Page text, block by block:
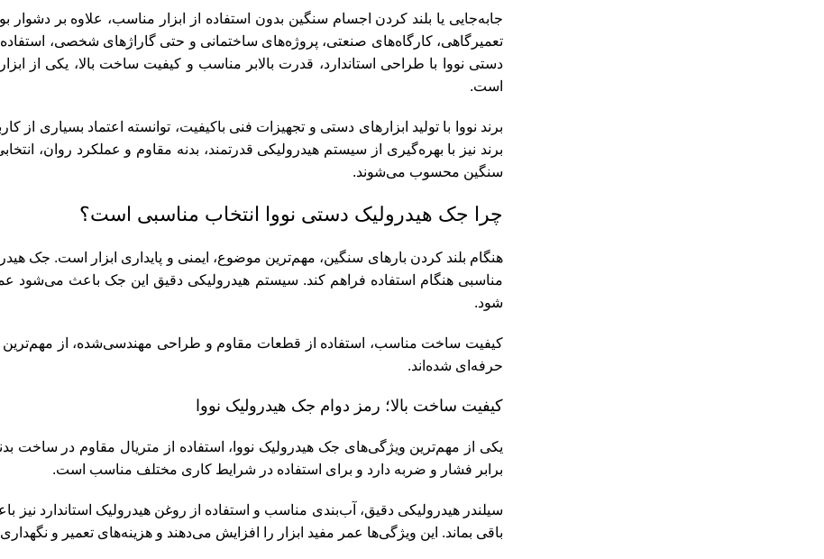
جابه‌جایی یا بلند کردن اجسام سنگین بدون استفاده از ابزار مناسب، علاوه بر
تعمیرگاهی، کارگاه‌های صنعتی، پروژه‌های ساختمانی و حتی گاراژهای شخصی،
دستی نووا با طراحی استاندارد، قدرت بالابر مناسب و کیفیت ساخت بالا، یکی از
است.
برند نووا
با تولید ابزارهای دستی و تجهیزات فنی باکیفیت، توانسته اعتماد بسیاری
برند نیز با بهره‌گیری از سیستم هیدرولیکی قدرتمند، بدنه مقاوم و عملکرد روان،
سنگین محسوب می‌شوند.
چرا جک هیدرولیک دستی نووا انتخاب مناسبی است؟
هنگام بلند کردن بارهای سنگین، مهم‌ترین موضوع، ایمنی و پایداری ابزار است. جک
مناسبی هنگام استفاده فراهم کند. سیستم هیدرولیکی دقیق این جک باعث می‌شود
شود.
کیفیت ساخت مناسب، استفاده از قطعات مقاوم و طراحی مهندسی‌شده، از مهم‌ترین
حرفه‌ای شده‌اند.
کیفیت ساخت بالا؛ رمز دوام جک هیدرولیک نووا
یکی از مهم‌ترین ویژگی‌های جک هیدرولیک نووا، استفاده از متریال مقاوم در ساخت
برابر فشار و ضربه دارد و برای استفاده در شرایط کاری مختلف مناسب است.
سیلندر هیدرولیکی دقیق، آب‌بندی مناسب و استفاده از روغن هیدرولیک استاندارد
باقی بماند. این ویژگی‌ها عمر مفید ابزار را افزایش می‌دهند و هزینه‌های تعمیر و